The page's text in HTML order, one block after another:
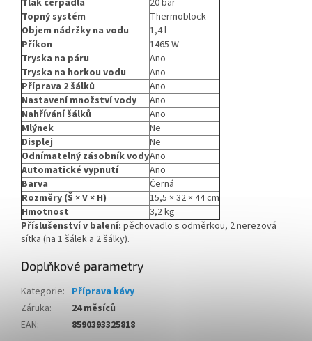
Topný systém
Thermoblock
Objem nádržky na vodu
1,4 l
Příkon
1465 W
Tryska na páru
Ano
Tryska na horkou vodu
Ano
Příprava 2 šálků
Ano
Nastavení množství vody
Ano
Nahřívání šálků
Ano
Mlýnek
Ne
Displej
Ne
Odnímatelný zásobník vodyAno
Automatické vypnutí
Ano
Barva
Černá
Rozměry (Š × V × H)
15,5 × 32 × 44 cm
Hmotnost
3,2 kg
Příslušenství v balení: pěchovadlo s odměrkou, 2 nerezová
sítka (na 1 šálek a 2 šálky).
Doplňkové parametry
Kategorie: Příprava kávy
Záruka:
24 měsíců
EAN: 8590393325818